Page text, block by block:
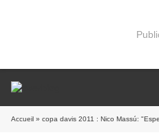
Accueil » copa davis 2011 : Nico Massú: "Espero con